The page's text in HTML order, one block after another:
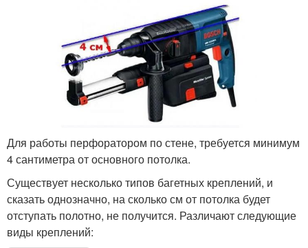
Для работы перфоратором по стене, требуется минимум
4 сантиметра от основного потолка.
Существует несколько типов багетных креплений, и
сказать однозначно, на сколько см от потолка будет
отступать полотно, не получится. Различают следующие
виды креплений: